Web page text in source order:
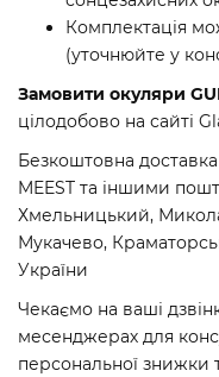
Комплектація
(уточнюйте у
Замовити окуляри
цілодобово на сайті
Безкоштовна
MEEST та іншими
Хмельницький,
Мукачево,
України
Чекаємо на ваші
месенджерах для
персональної